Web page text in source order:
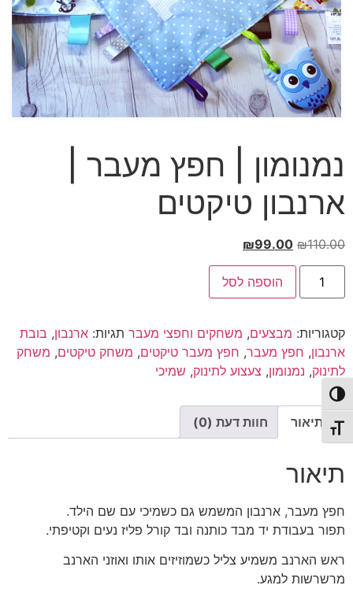
הפעל/כבה ניגודיות גבוהה
מתג גודל גופן
נמנומון | חפץ מעבר |
ארנבון טיקטים
₪110.00
המחיר
המקורי
היה:
₪110.00.
₪99.00
הנוכחי
הוא:
₪99.00.
כמות
נמנומון
מעבר
|
ארנבון
טיקטים
הוספה לסל
קטגוריות: מבצעים, משחקים וחפצי מעבר תגיות: ארנבון, בובת
ארנבון, חפץ מעבר, חפץ מעבר טיקטים, משחק טיקטים, משחק
לתינוק, נמנומון, צעצוע לתינוק, שמיכי
תיאור חוות דעת (0)
תיאור
חפץ מעבר, ארנבון המשמש גם כשמיכי עם שם הילד.
תפור בעבודת יד מבד כותנה ובד קורל פליז נעים וקטיפתי.
ראש הארנב משמיע צליל כשמוזיזים אותו ואוזני הארנב
מרשרשות למגע.